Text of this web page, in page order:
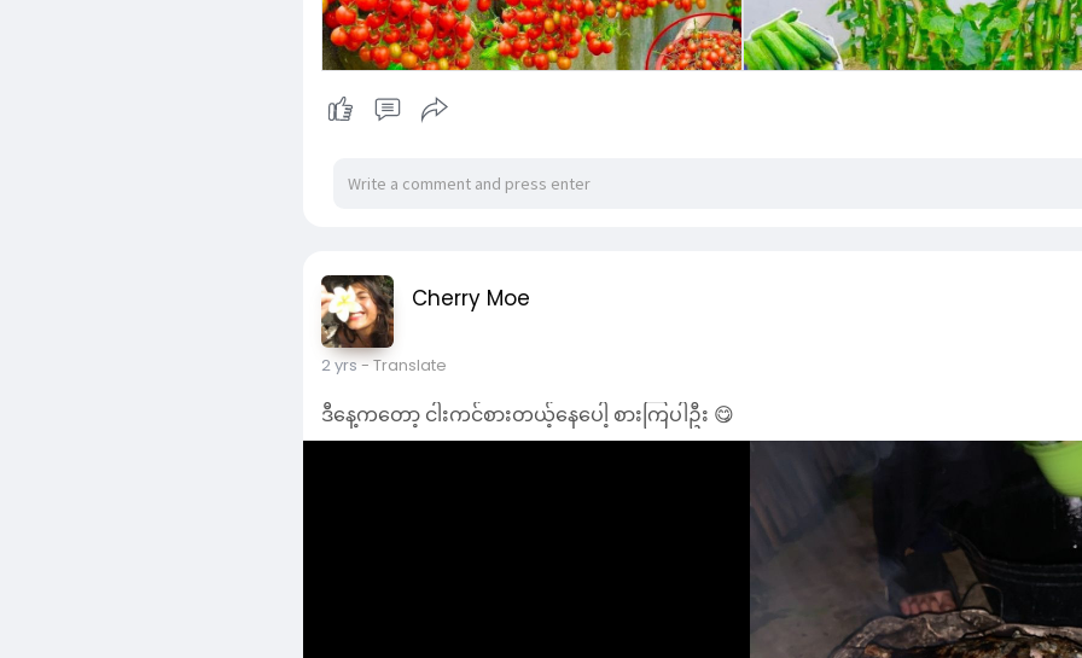
Cherry Moe
2 yrs - Translate